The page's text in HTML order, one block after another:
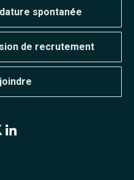
spontanée
de recrutement